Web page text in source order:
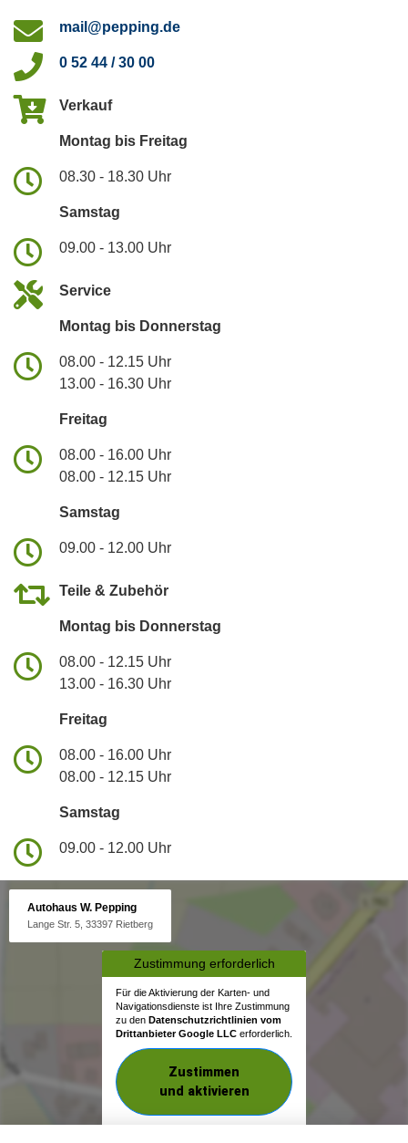
mail@pepping.de
0 52 44 / 30 00
Verkauf
Montag bis Freitag
08.30 - 18.30 Uhr
Samstag
09.00 - 13.00 Uhr
Service
Montag bis Donnerstag
08.00 - 12.15 Uhr
13.00 - 16.30 Uhr
Freitag
08.00 - 16.00 Uhr
08.00 - 12.15 Uhr
Samstag
09.00 - 12.00 Uhr
Teile & Zubehör
Montag bis Donnerstag
08.00 - 12.15 Uhr
13.00 - 16.30 Uhr
Freitag
08.00 - 16.00 Uhr
08.00 - 12.15 Uhr
Samstag
09.00 - 12.00 Uhr
Autohaus W. Pepping
Lange Str. 5, 33397 Rietberg
Zustimmung erforderlich
Für die Aktivierung der Karten- und
Navigationsdienste ist Ihre Zustimmung
zu den Datenschutzrichtlinien vom
Drittanbieter Google LLC erforderlich.
Zustimmen
und aktivieren